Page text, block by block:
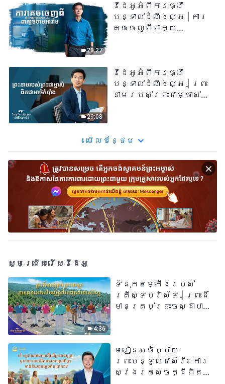
28:27
វីដេអូអំពីការធ្វើ
បន្ទាល់ដំណឹងល្អ | ការ
គេចចេញពីពាក្យ
29:08
វីដេអូអំពីការធ្វើ
បន្ទាល់ដំណឹងល្អ | ព្រះ
នាមរបស់ព្រះជាម្ចាស់
មើល​​បន្ថែម​
សូមជ្រើសរើសវីដេអូ
4:36
ទំនុកតម្កើង​របស់​
គ្រីស្ទបរិស័ទ​ | ព្រះដ៏
មានគ្រប់ព្រះចេស្ដាបាន
មេរៀនអធិប្បាយ
ព្រះបន្ទូលជាស៊េរី៖ ការ
ស្វែងរកសេចក្ដីពិតនៅ